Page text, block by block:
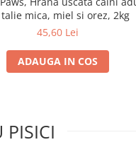
mica, miel si orez, 2kg
45,60 Lei
ADAUGA IN COS
PISICI